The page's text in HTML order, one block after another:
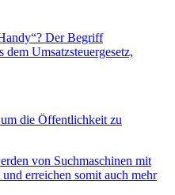
Der Begriff
dem Umsatzsteuergesetz,
die Öffentlichkeit zu
von Suchmaschinen mit
erreichen somit auch mehr